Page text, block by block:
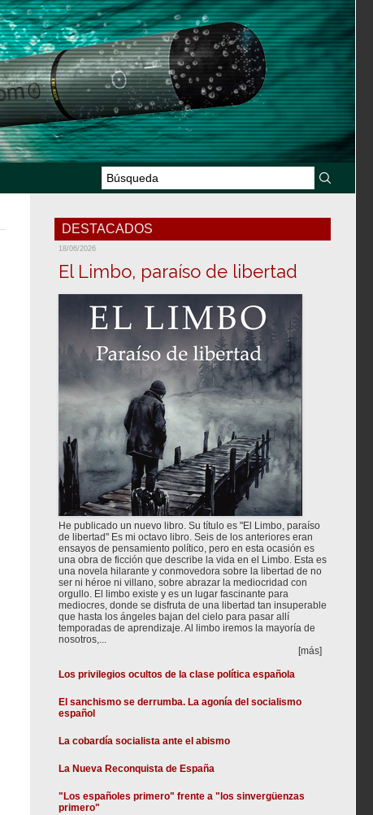
DESTACADOS
18/06/2026
El Limbo, paraíso de libertad
He publicado un nuevo libro. Su título es "El Limbo, paraíso
de libertad" Es mi octavo libro. Seis de los anteriores eran
ensayos de pensamiento político, pero en esta ocasión es
una obra de ficción que describe la vida en el Limbo. Esta es
una novela hilarante y conmovedora sobre la libertad de no
ser ni héroe ni villano, sobre abrazar la mediocridad con
orgullo. El limbo existe y es un lugar fascinante para
mediocres, donde se disfruta de una libertad tan insuperable
que hasta los ángeles bajan del cielo para pasar allí
temporadas de aprendizaje. Al limbo iremos la mayoría de
nosotros,...
[más]
Los privilegios ocultos de la clase política española
El sanchismo se derrumba. La agonía del socialismo
español
La cobardía socialista ante el abismo
La Nueva Reconquista de España
"Los españoles primero" frente a "los sinvergüenzas
primero"